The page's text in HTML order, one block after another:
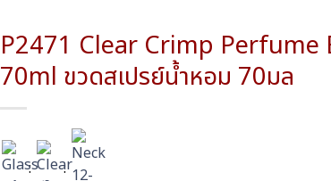
P2471 Clear Crimp Perfume
70ml ขวดสเปรย์น้ำหอม 70มล
: :